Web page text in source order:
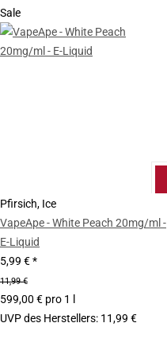
Sale
Pfirsich, Ice
VapeApe - White Peach 20mg/ml -
E-Liquid
5,99 €*
11,99 €
599,00 € pro 1 l
UVP des Herstellers: 11,99 €